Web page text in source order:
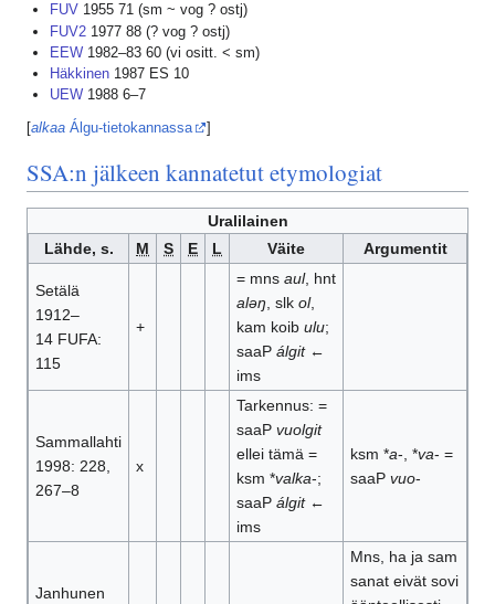
FUV1955 71 (sm ~ vog ? ostj)
FUV21977 88 (? vog ? ostj)
EEW1982–83 60 (vi ositt. < sm)
Häkkinen1987 ES 10
UEW1988 6–7
[alkaa Álgu-tietokannassa ]
SSA:n jälkeen kannatetut etymologiat
Uralilainen
Lähde, s.
M S E L Väite Argumentit
Setälä
1912–
14 FUFA:
115
+
= mns aul, hnt
aləŋ , slk ol,
kam koib ulu;
saaP álgit←
ims
Sammallahti
1998: 228,
267–8
x
Tarkennus: =
saaP vuolgit
ellei tämä =
ksm *valka-;
saaP álgit←
ims
ksm *a-, *va- =
saaP vuo-
Janhunen
Mns, ha ja sam
sanat eivät sovi